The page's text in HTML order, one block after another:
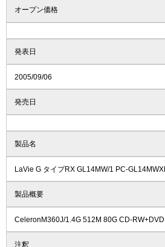
オープン価格
発表日
2005/09/06
発売日
製品名
LaVie G タイプRX GL14MW/1 PC-
製品概要
CeleronM360J/1.4G 512M 80G CD-
注釈